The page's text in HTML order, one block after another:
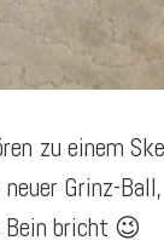
zu einem
Grinz-
Bein bricht 😉